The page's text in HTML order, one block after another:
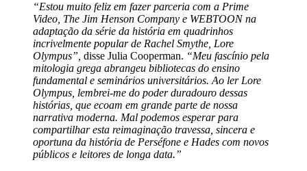
“Estou muito feliz em fazer parceria com a Prime
Video, The Jim Henson Company e WEBTOON na
adaptação da série da história em quadrinhos
incrivelmente popular de Rachel Smythe, Lore
Olympus”, disse Julia Cooperman. “Meu fascínio pela
mitologia grega abrangeu bibliotecas do ensino
fundamental e seminários universitários. Ao ler Lore
Olympus, lembrei-me do poder duradouro dessas
histórias, que ecoam em grande parte de nossa
narrativa moderna. Mal podemos esperar para
compartilhar esta reimaginação travessa, sincera e
oportuna da história de Perséfone e Hades com novos
públicos e leitores de longa data.”